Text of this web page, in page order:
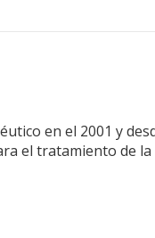
en el 2001 y
el tratamiento de